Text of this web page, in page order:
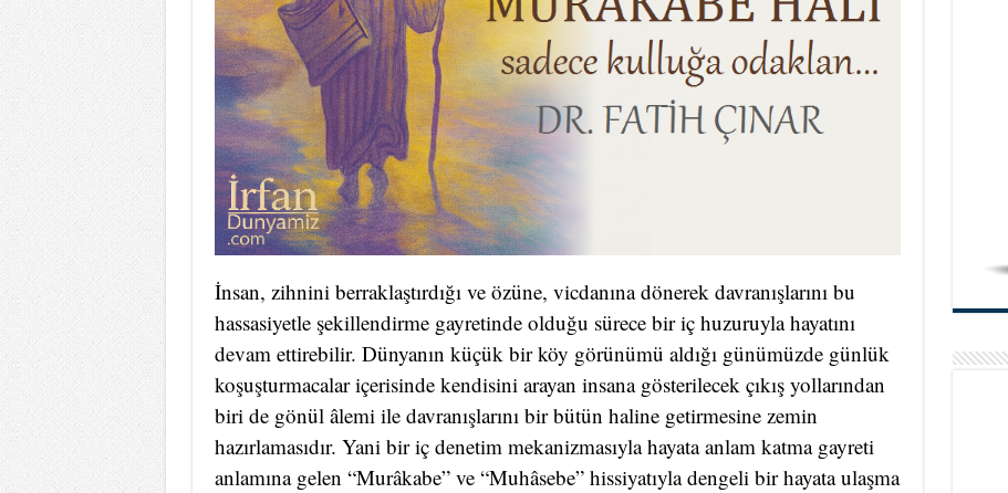
İnsan, zihnini berraklaştırdığı ve özüne, vicdanına dönerek davranışlarını bu
hassasiyetle şekillendirme gayretinde olduğu sürece bir iç huzuruyla hayatını
devam ettirebilir. Dünyanın küçük bir köy görünümü aldığı günümüzde günlük
koşuşturmacalar içerisinde kendisini arayan insana gösterilecek çıkış yollarından
biri de gönül âlemi ile davranışlarını bir bütün haline getirmesine zemin
hazırlamasıdır. Yani bir iç denetim mekanizmasıyla hayata anlam katma gayreti
anlamına gelen “Murâkabe” ve “Muhâsebe” hissiyatıyla dengeli bir hayata ulaşma